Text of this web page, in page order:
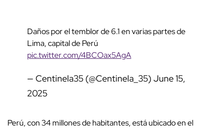
Daños por el temblor de 6.1 en varias partes de
Lima, capital de Perú
pic.twitter.com/4BCOax5AgA
— Centinela35 (@Centinela_35) June 15,
2025
Perú, con 34 millones de habitantes, está ubicado en el